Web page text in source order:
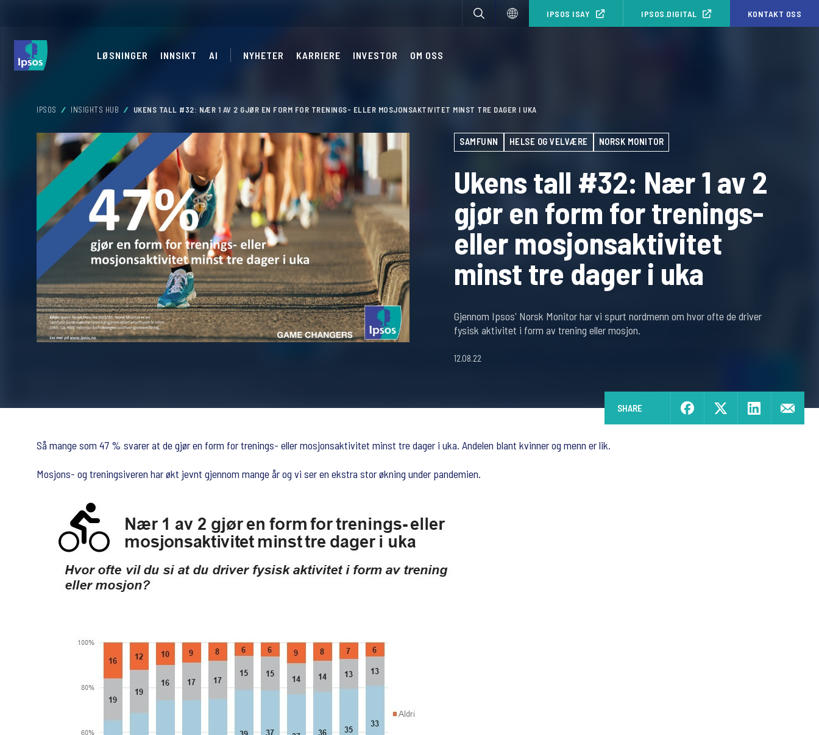
IPSOS ISAY IPSOS.DIGITAL KONTAKT OSS
LØSNINGER INNSIKT AI NYHETER KARRIERE INVESTOR OM OSS
IPSOS INSIGHTS HUB UKENS TALL #32: NÆR 1 AV 2 GJØR EN FORM FOR TRENINGS- ELLER MOSJONSAKTIVITET MINST TRE DAGER I UKA
SAMFUNN HELSE OG VELVÆRE NORSK MONITOR
Ukens tall #32: Nær 1 av 2
gjør en form for trenings-
eller mosjonsaktivitet
minst tre dager i uka
Gjennom Ipsos' Norsk Monitor har vi spurt nordmenn om hvor ofte de driver
fysisk aktivitet i form av trening eller mosjon.
12.08.22
SHARE
Så mange som 47 % svarer at de gjør en form for trenings- eller mosjonsaktivitet minst tre dager i uka. Andelen blant kvinner og menn er lik.
Mosjons- og treningsiveren har økt jevnt gjennom mange år og vi ser en ekstra stor økning under pandemien.